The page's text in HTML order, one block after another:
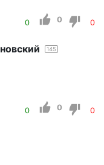
0 0 0
145
0 0 0